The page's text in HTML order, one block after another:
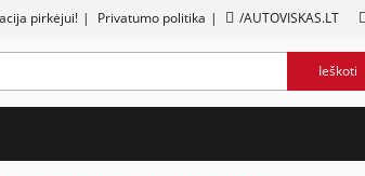
pirkėjui! | Privatumo politika | /AUTOVISKAS.LT
Ieškoti